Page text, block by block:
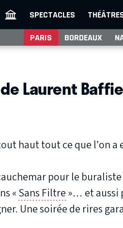
SPECTACLES
PARIS BORDEAUX
Laurent
haut tout ce que l’on
pour le
«Sans Filtre»… et aussi
Une soirée de rires